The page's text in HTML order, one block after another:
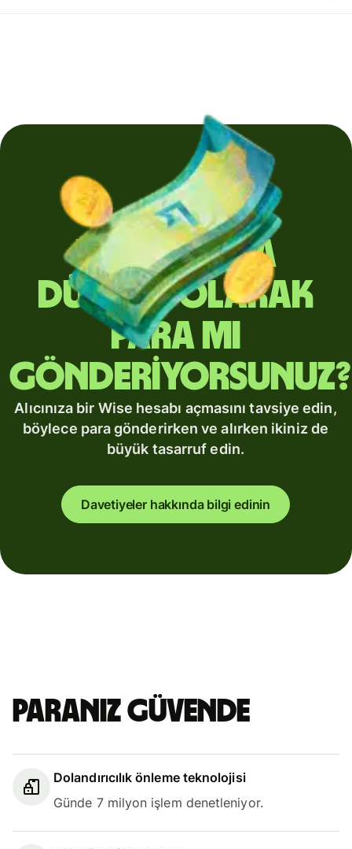
Yurt dışına
düzenli olarak
para mı
gönderiyorsunuz?
Alıcınıza bir Wise hesabı açmasını tavsiye edin,
böylece para gönderirken ve alırken ikiniz de
büyük tasarruf edin.
Davetiyeler hakkında bilgi edinin
Paranız güvende
Dolandırıcılık önleme teknolojisi
Günde 7 milyon işlem denetleniyor.